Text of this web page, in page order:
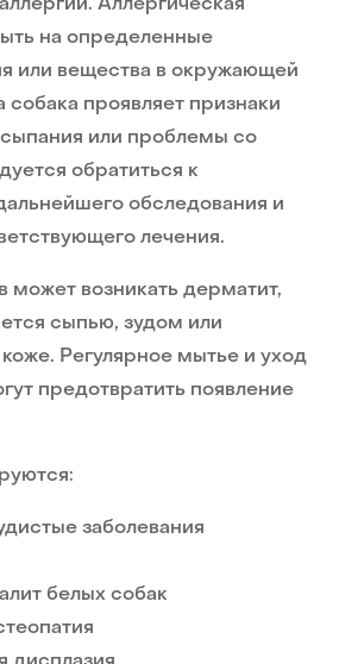
Аллергическая
на определенные
или вещества в окружающей
проявляет признаки
или проблемы со
обратиться к
обследования и
лечения.
может возникать дерматит,
сыпью, зудом или
Регулярное мытье и уход
предотвратить появление
заболевания
белых собак